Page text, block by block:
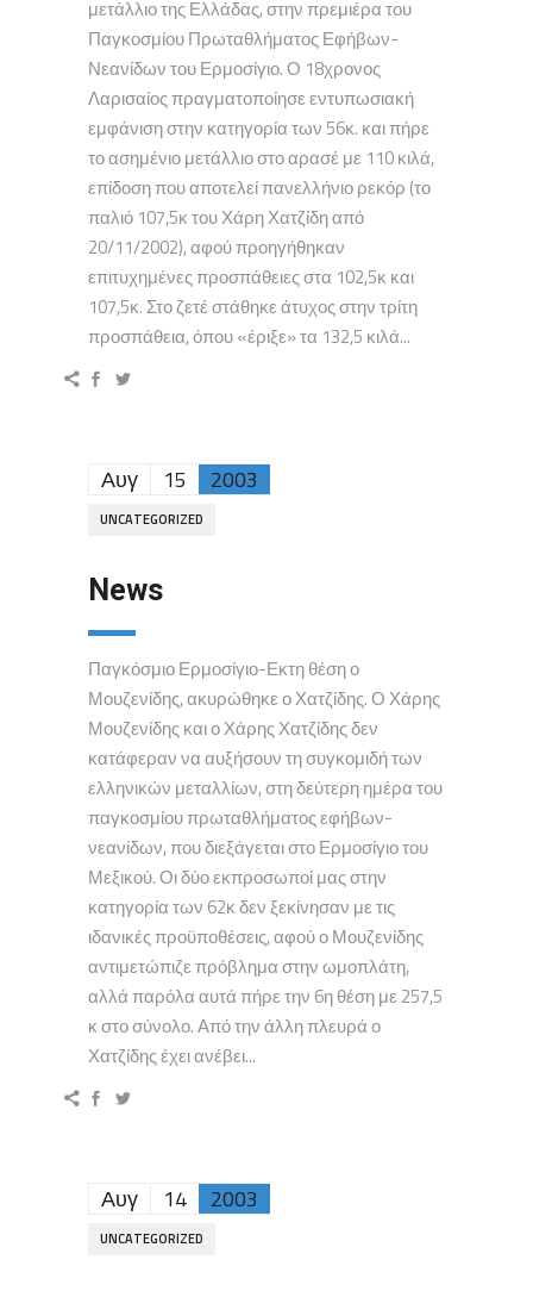
μετάλλιο της Ελλάδας, στην πρεμιέρα του
Παγκοσμίου Πρωταθλήματος Εφήβων-
Νεανίδων του Ερμοσίγιο. Ο 18χρονος
Λαρισαίος πραγματοποίησε εντυπωσιακή
εμφάνιση στην κατηγορία των 56κ. και πήρε
το ασημένιο μετάλλιο στο αρασέ με 110 κιλά,
επίδοση που αποτελεί πανελλήνιο ρεκόρ (το
παλιό 107,5κ του Χάρη Χατζίδη από
20/11/2002), αφού προηγήθηκαν
επιτυχημένες προσπάθειες στα 102,5κ και
107,5κ. Στο ζετέ στάθηκε άτυχος στην τρίτη
προσπάθεια, όπου «έριξε» τα 132,5 κιλά...
Αυγ 15 2003
UNCATEGORIZED
News
Παγκόσμιο Ερμοσίγιο-Εκτη θέση ο
Μουζενίδης, ακυρώθηκε ο Χατζίδης. Ο Χάρης
Μουζενίδης και ο Χάρης Χατζίδης δεν
κατάφεραν να αυξήσουν τη συγκομιδή των
ελληνικών μεταλλίων, στη δεύτερη ημέρα του
παγκοσμίου πρωταθλήματος εφήβων-
νεανίδων, που διεξάγεται στο Ερμοσίγιο του
Μεξικού. Οι δύο εκπροσωποί μας στην
κατηγορία των 62κ δεν ξεκίνησαν με τις
ιδανικές προϋποθέσεις, αφού ο Μουζενίδης
αντιμετώπιζε πρόβλημα στην ωμοπλάτη,
αλλά παρόλα αυτά πήρε την 6η θέση με 257,5
κ στο σύνολο. Από την άλλη πλευρά ο
Χατζίδης έχει ανέβει...
Αυγ 14 2003
UNCATEGORIZED